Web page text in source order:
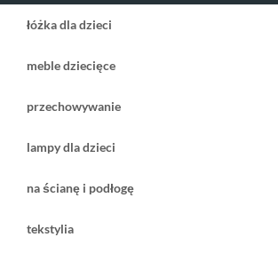
łóżka dla dzieci
meble dziecięce
przechowywanie
lampy dla dzieci
na ścianę i podłogę
tekstylia